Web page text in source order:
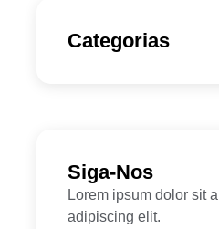
Categorias
Siga-Nos
Lorem ipsum dolor sit
adipiscing elit.